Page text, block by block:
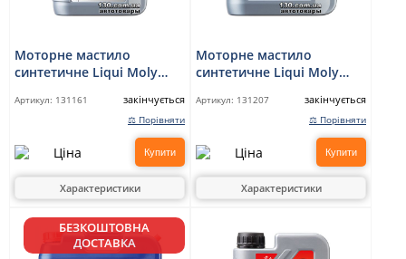
Моторне мастило
синтетичне Liqui Moly
Артикул: 131161 закінчується
⚖ Порівняти
Купити
Характеристики
Моторне мастило
синтетичне Liqui Moly
Артикул: 131207 закінчується
⚖ Порівняти
Купити
Характеристики
БЕЗКОШТОВНА
ДОСТАВКА